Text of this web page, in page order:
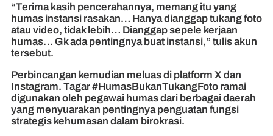
“Terima kasih pencerahannya, memang itu yang
humas instansi rasakan… Hanya dianggap tukang foto
atau video, tidak lebih… Dianggap sepele kerjaan
humas… Gk ada pentingnya buat instansi,” tulis akun
tersebut.
Perbincangan kemudian meluas di platform X dan
Instagram. Tagar #HumasBukanTukangFoto ramai
digunakan oleh pegawai humas dari berbagai daerah
yang menyuarakan pentingnya penguatan fungsi
strategis kehumasan dalam birokrasi.